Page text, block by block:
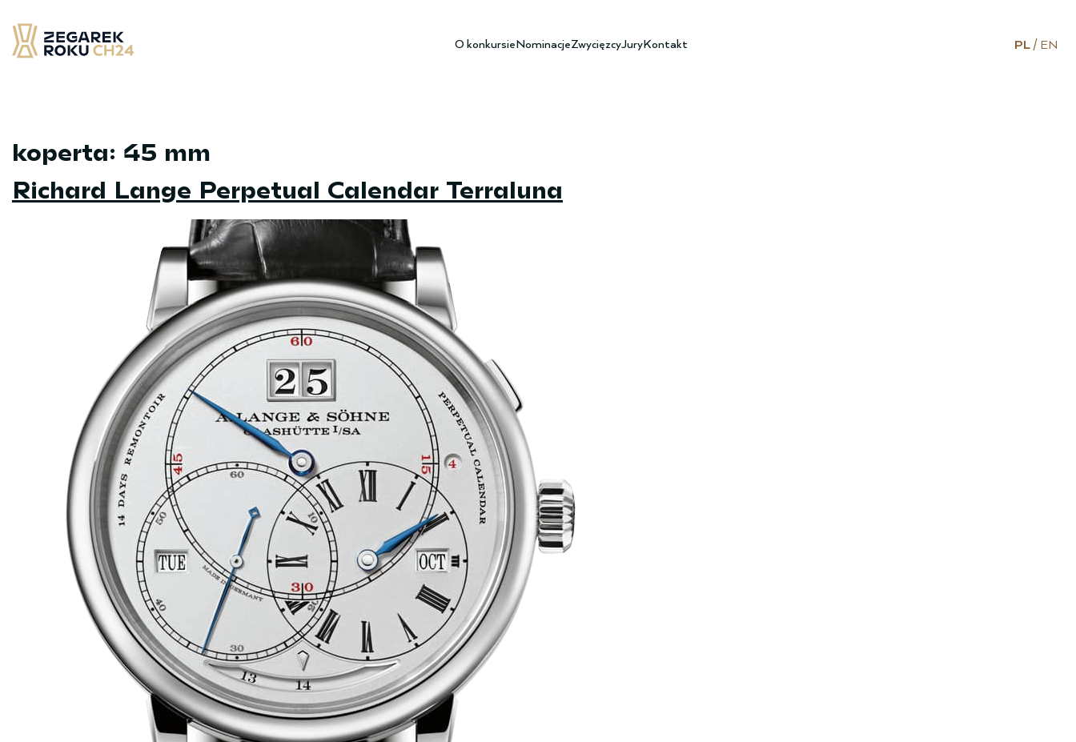
to
content
O konkursieNominacjeZwycięzcyJuryKontakt PL EN
koperta: 45 mm
Richard Lange Perpetual Calendar Terraluna